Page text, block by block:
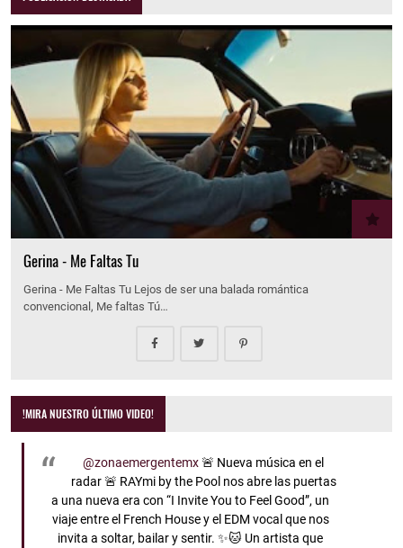
Gerina - Me Faltas Tu
Gerina - Me Faltas Tu Lejos de ser una balada romántica
convencional, Me faltas Tú…
!MIRA NUESTRO ÚLTIMO VIDEO!
@zonaemergentemx🚨 Nueva música en el
radar 🚨 RAYmi by the Pool nos abre las puertas
a una nueva era con “I Invite You to Feel Good”, un
viaje entre el French House y el EDM vocal que nos
invita a soltar, bailar y sentir. ✨🐱 Un artista que